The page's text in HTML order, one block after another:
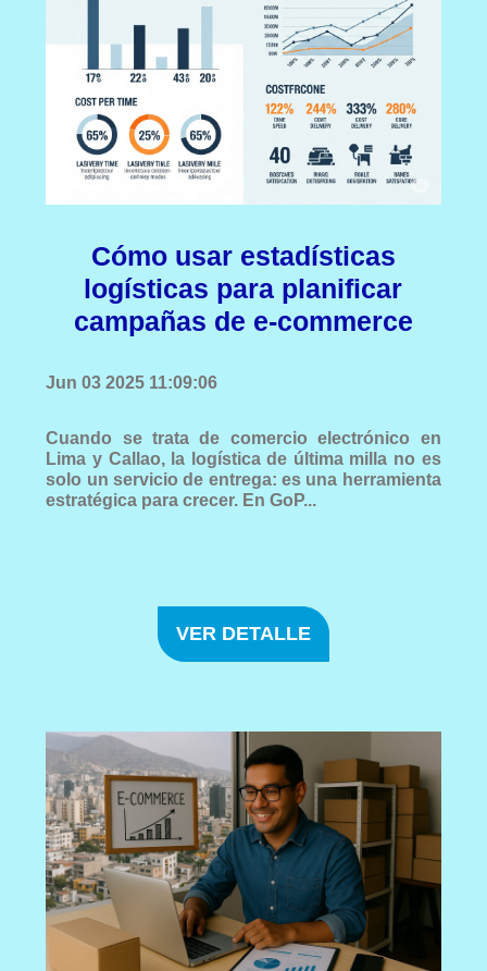
Cómo usar estadísticas
logísticas para planificar
campañas de e-commerce
Jun 03 2025 11:09:06
Cuando se trata de comercio electrónico en
Lima y Callao, la logística de última milla no es
solo un servicio de entrega: es una herramienta
estratégica para crecer. En GoP...
VER DETALLE